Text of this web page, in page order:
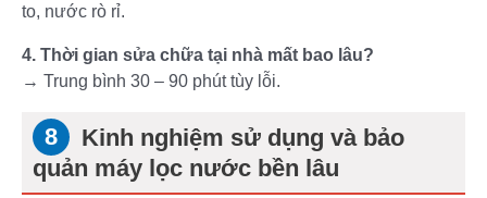
to, nước rò rỉ.
4. Thời gian sửa chữa tại nhà mất bao lâu?
→ Trung bình 30 – 90 phút tùy lỗi.
Kinh nghiệm sử dụng và bảo
quản máy lọc nước bền lâu